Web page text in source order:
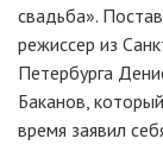
свадьба».
режиссер из
Петербурга
Баканов,
время заявил